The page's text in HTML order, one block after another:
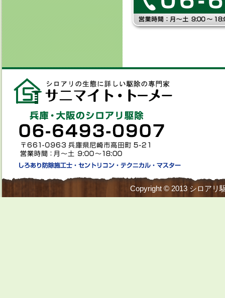
Copyright © 2013 シロアリ